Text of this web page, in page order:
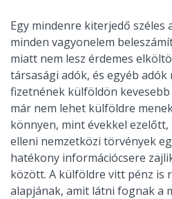
Egy mindenre kiterjedő széles
minden vagyonelem
miatt nem lesz érdemes
társasági adók, és egyéb adók
fizetnének külföldön
már nem lehet külföldre
könnyen, mint évekkel ezelőtt,
elleni nemzetközi törvények
hatékony információcsere
között. A külföldre vitt pénz is
alapjának, amit látni fognak a